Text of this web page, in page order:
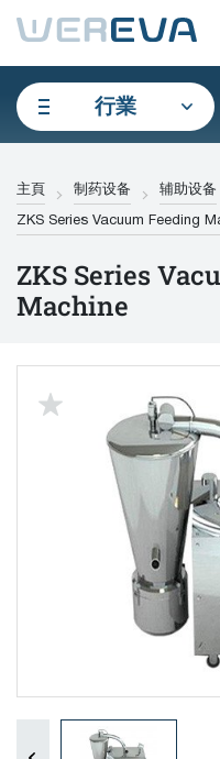
行業
主頁 制药设备 辅助设备
ZKS Series Vacuum Feeding
ZKS Series
Machine